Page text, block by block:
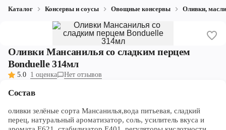
Коряжма
Котлас
Рыбинск
Каталог Консервы и соусы Овощные консервы Оливки,
Оливки Мансанилья со сладким перцем
Bonduelle 314мл
5.0 1 оценка Нет отзывов
Состав
оливки зелёные сорта Мансанилья,вода питьевая, сладкий
перец, натуральный ароматизатор, соль, усилитель вкуса и